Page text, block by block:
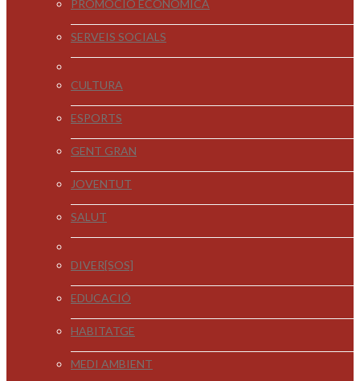
PROMOCIÓ ECONÒMICA
SERVEIS SOCIALS
CULTURA
ESPORTS
GENT GRAN
JOVENTUT
SALUT
DIVER[SOS]
EDUCACIÓ
HABITATGE
MEDI AMBIENT